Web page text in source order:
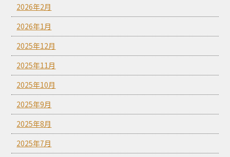
2026年2月
2026年1月
2025年12月
2025年11月
2025年10月
2025年9月
2025年8月
2025年7月